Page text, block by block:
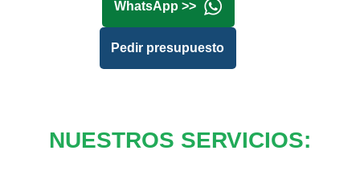
WhatsApp >>
Pedir presupuesto
NUESTROS SERVICIOS: